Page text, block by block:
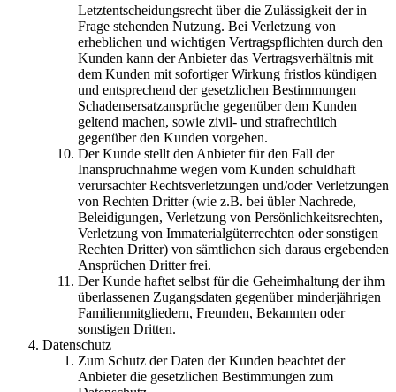
Letztentscheidungsrecht über die Zulässigkeit der in
Frage stehenden Nutzung. Bei Verletzung von
erheblichen und wichtigen Vertragspflichten durch den
Kunden kann der Anbieter das Vertragsverhältnis mit
dem Kunden mit sofortiger Wirkung fristlos kündigen
und entsprechend der gesetzlichen Bestimmungen
Schadensersatzansprüche gegenüber dem Kunden
geltend machen, sowie zivil- und strafrechtlich
gegenüber den Kunden vorgehen.
Der Kunde stellt den Anbieter für den Fall der
Inanspruchnahme wegen vom Kunden schuldhaft
verursachter Rechtsverletzungen und/oder Verletzungen
von Rechten Dritter (wie z.B. bei übler Nachrede,
Beleidigungen, Verletzung von Persönlichkeitsrechten,
Verletzung von Immaterialgüterrechten oder sonstigen
Rechten Dritter) von sämtlichen sich daraus ergebenden
Ansprüchen Dritter frei.
Der Kunde haftet selbst für die Geheimhaltung der ihm
überlassenen Zugangsdaten gegenüber minderjährigen
Familienmitgliedern, Freunden, Bekannten oder
sonstigen Dritten.
Datenschutz
Zum Schutz der Daten der Kunden beachtet der
Anbieter die gesetzlichen Bestimmungen zum